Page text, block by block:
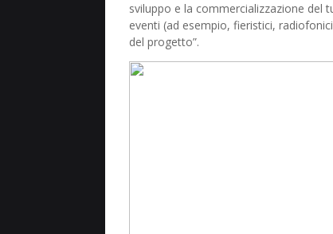
sviluppo e la commercializzazione del
eventi (ad esempio, fieristici,
del progetto”.